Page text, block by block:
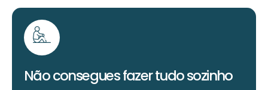
Não consegues fazer tudo sozinho